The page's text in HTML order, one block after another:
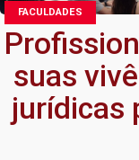
FACULDADES
suas
jurídicas